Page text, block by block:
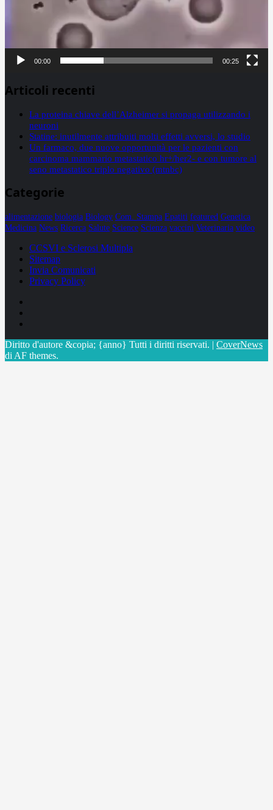
00:00 00:25
Articoli recenti
La proteina chiave dell’Alzheimer si propaga utilizzando i
neuroni
Statine: inutilmente attribuiti molti effetti avversi, lo studio
Un farmaco, due nuove opportunità per le pazienti con
carcinoma mammario metastatico hr+/her2- e con tumore al
seno metastatico triplo negativo (mtnbc)
Categorie
alimentazione biologia Biology Com. Stampa Epatiti featured Genetica
Medicina News Ricerca Salute Science Scienza vaccini Veterinaria video
CCSVI e Sclerosi Multipla
Sitemap
Invia Comunicati
Privacy Policy
Diritto d'autore &copia; {anno} Tutti i diritti riservati. | CoverNews
di AF themes.